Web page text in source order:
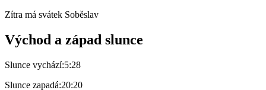
Zítra má svátek Soběslav
Východ a západ slunce
Slunce vychází:5:28
Slunce zapadá:20:20